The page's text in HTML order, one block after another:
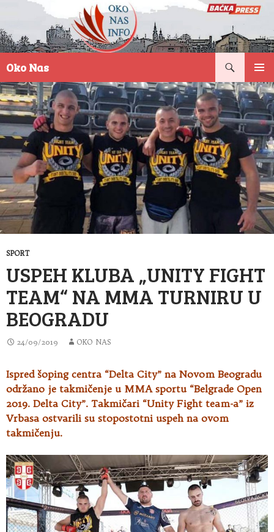
Oko Nas
NA
SADRŽAJ
SPORT
USPEH KLUBA „UNITY FIGHT
TEAM“ NA MMA TURNIRU U
BEOGRADU
24/09/2019 OKO NAS
Ispred šoping centra “Delta City” na Novom Beogradu
održano je takmičenje u MMA sportu “Belgrade Open
2019. Delta City”. Takmičari “Unity Fight team-a” iz
Vrbasa ostvarili su stopostotni uspeh na ovom
takmičenju.